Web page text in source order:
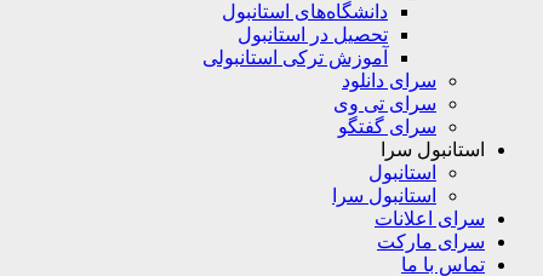
دانشگاه‌های استانبول
تحصیل در استانبول
آموزش ترکی استانبولی
سرای دانلود
سرای تی وی
سرای گفتگو
استانبول سرا
استانبول
استانبول سرا
سرای اعلانات
سرای مارکت
تماس با ما